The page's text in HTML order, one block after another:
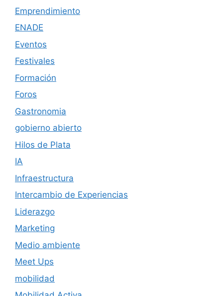
Emprendimiento
ENADE
Eventos
Festivales
Formación
Foros
Gastronomia
gobierno abierto
Hilos de Plata
IA
Infraestructura
Intercambio de Experiencias
Liderazgo
Marketing
Medio ambiente
Meet Ups
mobilidad